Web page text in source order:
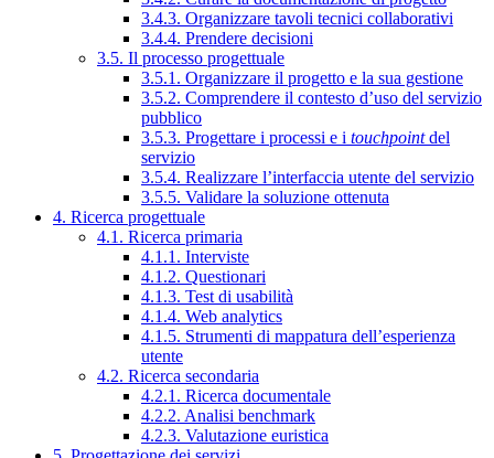
3.4.3. Organizzare tavoli tecnici collaborativi
3.4.4. Prendere decisioni
3.5. Il processo progettuale
3.5.1. Organizzare il progetto e la sua gestione
3.5.2. Comprendere il contesto d’uso del servizio
pubblico
3.5.3. Progettare i processi e i touchpointdel
servizio
3.5.4. Realizzare l’interfaccia utente del servizio
3.5.5. Validare la soluzione ottenuta
4. Ricerca progettuale
4.1. Ricerca primaria
4.1.1. Interviste
4.1.2. Questionari
4.1.3. Test di usabilità
4.1.4. Web analytics
4.1.5. Strumenti di mappatura dell’esperienza
utente
4.2. Ricerca secondaria
4.2.1. Ricerca documentale
4.2.2. Analisi benchmark
4.2.3. Valutazione euristica